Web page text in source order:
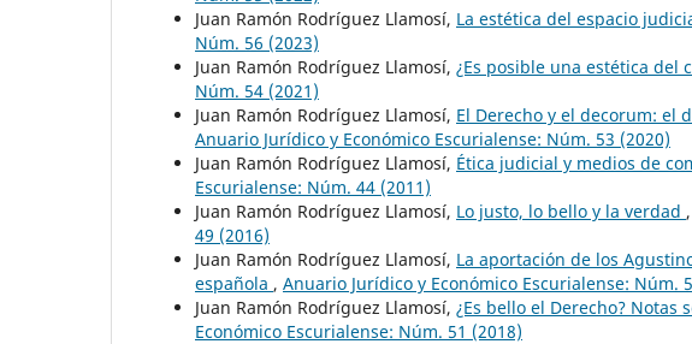
Juan Ramón Rodríguez Llamosí, La estética del espacio
Núm. 56 (2023)
Juan Ramón Rodríguez Llamosí, ¿Es posible una estética del
Núm. 54 (2021)
Juan Ramón Rodríguez Llamosí, El Derecho y el decorum: el
Anuario Jurídico y Económico Escurialense: Núm. 53 (2020)
Juan Ramón Rodríguez Llamosí, Ética judicial y medios de
Escurialense: Núm. 44 (2011)
Juan Ramón Rodríguez Llamosí, Lo justo, lo bello y la verdad ,
49 (2016)
Juan Ramón Rodríguez Llamosí, La aportación de los
española , Anuario Jurídico y Económico Escurialense: Núm.
Juan Ramón Rodríguez Llamosí, ¿Es bello el Derecho? Notas
Económico Escurialense: Núm. 51 (2018)